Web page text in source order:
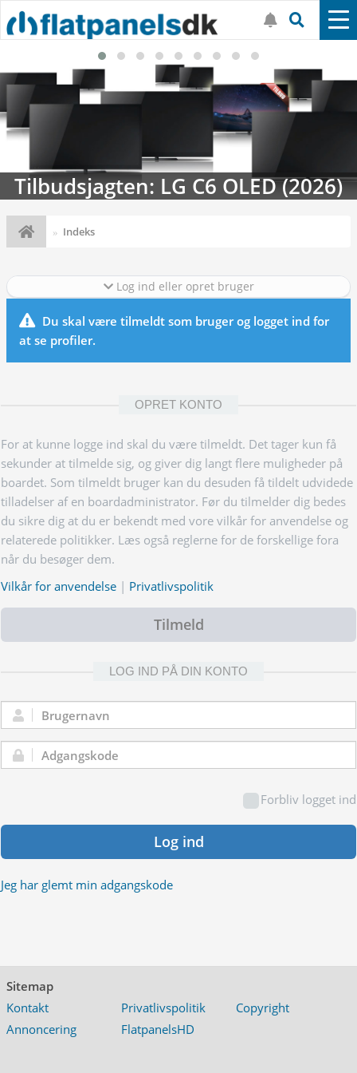
Tilbudsjagten: LG C6 OLED (2026)
Indeks
Log ind eller opret bruger
Du skal være tilmeldt som bruger og logget ind for
at se profiler.
OPRET KONTO
For at kunne logge ind skal du være tilmeldt. Det tager kun få
sekunder at tilmelde sig, og giver dig langt flere muligheder på
boardet. Som tilmeldt bruger kan du desuden få tildelt udvidede
tilladelser af en boardadministrator. Før du tilmelder dig bedes
du sikre dig at du er bekendt med vore vilkår for anvendelse og
relaterede politikker. Læs også reglerne for de forskellige fora
når du besøger dem.
Vilkår for anvendelse | Privatlivspolitik
Tilmeld
LOG IND PÅ DIN KONTO
Brugernavn:
Adgangskode:
Forbliv logget ind
Log ind
Jeg har glemt min adgangskode
Sitemap
Kontakt
Privatlivspolitik
Copyright
Annoncering
FlatpanelsHD